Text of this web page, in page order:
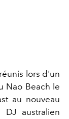
lors d'un
Nao Beach le
au nouveau
australien